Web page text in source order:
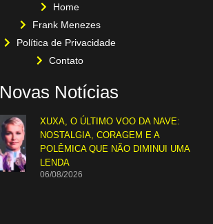
Home
Frank Menezes
Política de Privacidade
Contato
Novas Notícias
XUXA, O ÚLTIMO VOO DA NAVE:
NOSTALGIA, CORAGEM E A
POLÊMICA QUE NÃO DIMINUI UMA
LENDA
06/08/2026